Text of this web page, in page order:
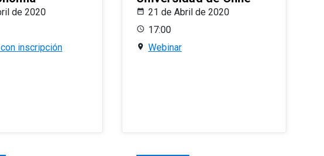
de 2020
inscripción
21 de Abril de 2020
17:00
Webinar